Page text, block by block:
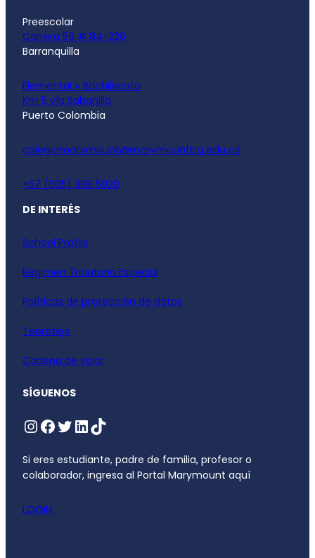
Preescolar
Carrera 59 # 84-226
Barranquilla
Elemental y Bachillerato
Km 5 vía Sabanilla
Puerto Colombia
colegiomarymount@marymountbq.edu.co
+57 (605) 388 5020
DE INTERÉS
School Profile
Régimen Tributario Especial
Políticas de protección de datos
Teprotejo
Cadena de valor
SÍGUENOS
Si eres estudiante, padre de familia, profesor o
colaborador, ingresa al Portal Marymount aquí
LOGIN